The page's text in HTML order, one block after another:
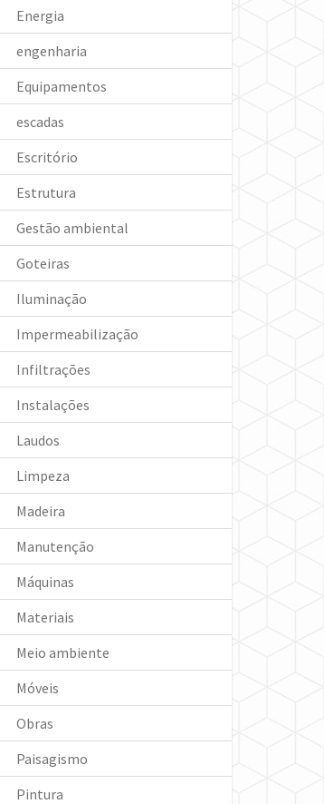
Energia
engenharia
Equipamentos
escadas
Escritório
Estrutura
Gestão ambiental
Goteiras
Iluminação
Impermeabilização
Infiltrações
Instalações
Laudos
Limpeza
Madeira
Manutenção
Máquinas
Materiais
Meio ambiente
Móveis
Obras
Paisagismo
Pintura